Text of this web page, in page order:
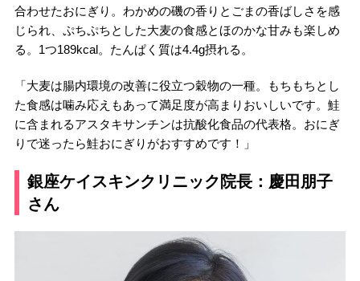
合わせたおにぎり。わかめの磯の香りとごまの香ばしさを感
じられ、ぷちぷちとした大麦の食感とほのかな甘みも楽しめ
る。1つ189kcal。たんぱく質は4.4g摂れる。
「大麦は腸内環境の改善に役立つ穀物の一種。もちもちとし
た食感は噛み応えもあって満足度が高まりおいしいです。鮭
に含まれるアスタキサンチンは抗酸化食品の代表格。おにぎ
りで迷ったら鮭おにぎりがおすすめです！」
銀座ケイスキンクリニック院長：慶田朋子
さん